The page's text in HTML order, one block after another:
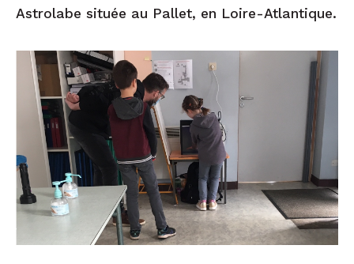
Astrolabe située au Pallet, en Loire-Atlantique.